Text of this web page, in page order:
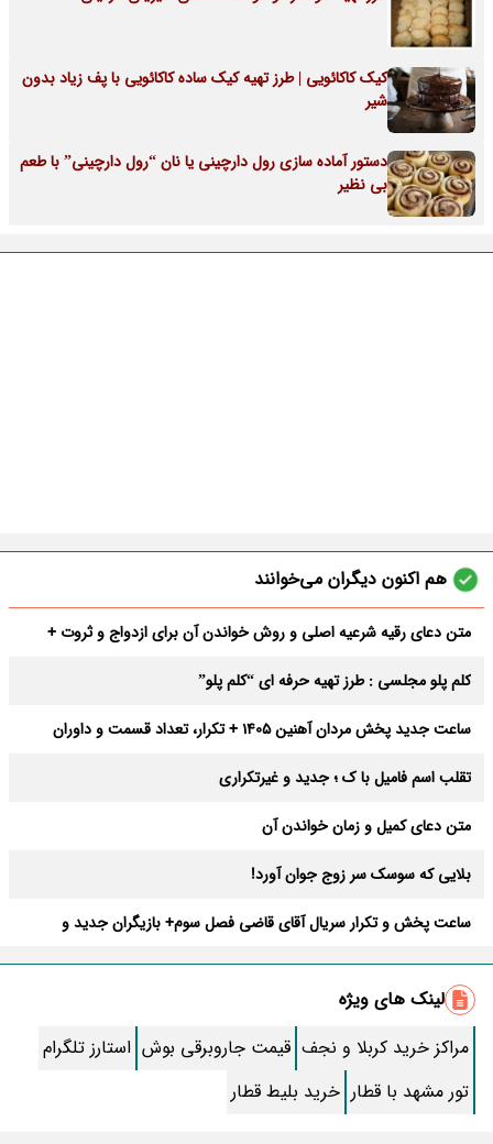
کیک کاکائویی | طرز تهیه کیک ساده کاکائویی با پف زیاد بدون
شیر
دستور آماده سازی رول دارچینی یا نان “رول دارچینی” با طعم
بی نظیر
هم اکنون دیگران می‌خوانند
متن دعای رقیه شرعیه اصلی و روش خواندن آن برای ازدواج و ثروت +
کلم پلو مجلسی : طرز تهیه حرفه ای “کلم پلو”
ساعت جدید پخش مردان آهنین 1405 + تکرار، تعداد قسمت و داوران
تقلب اسم فامیل با ک ؛ جدید و غیرتکراری
متن دعای کمیل و زمان خواندن آن
بلایی که سوسک سر زوج جوان آورد!
ساعت پخش و تکرار سریال آقای قاضی فصل سوم+ بازیگران جدید و
طرز تهیه سالاد ماکارونی خانگی خوشمزه و لذیذ + آموزش تصویری
طرز تهیه پاستا با سس آلفردو و مرغ فوری + آموزش تصویری پنه
جواب کامل اسم فامیل با “س”
ماه قرمز نشانه آخر دنیا در آسمان ظاهر شد !
لینک های ویژه
مراکز خرید کربلا و نجف قیمت جاروبرقی بوش استارز تلگرام
تور مشهد با قطار خرید بلیط قطار